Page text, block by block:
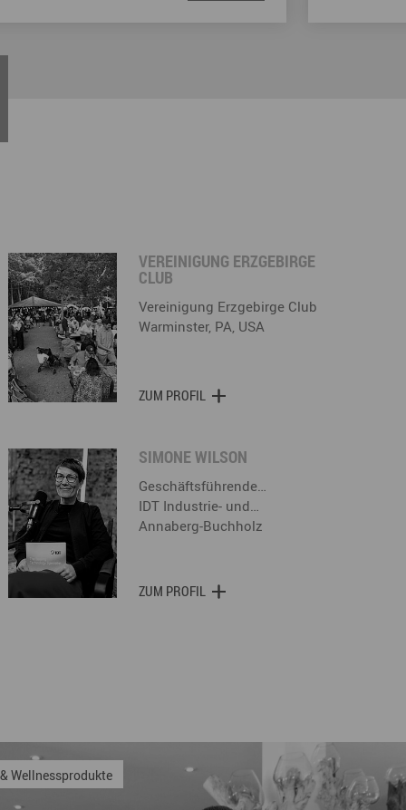
VEREINIGUNG ERZGEBIRGE
CLUB
Vereinigung Erzgebirge Club
Warminster, PA, USA
ZUM PROFIL
SIMONE WILSON
Geschäftsführende…
IDT Industrie- und…
Annaberg-Buchholz
ZUM PROFIL